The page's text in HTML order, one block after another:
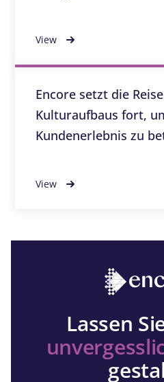
View
Encore setzt die
Kulturaufbaus fort,
Kundenerlebnis zu
View
Lassen